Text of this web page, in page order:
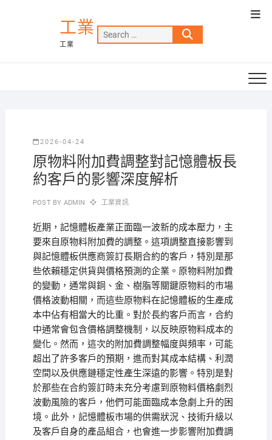
工業
工業
Search
…
2026-04-24
原物料附加費調整對記憶體板長
約客戶的影響深度解析
POST BY ADMIN 工業資訊
近期，記憶體板產業正面臨一波新的成本壓力，主
要來自原物料附加費的調整。這項調整直接影響到
與記憶體板供應商簽訂長期合約的客戶，特別是那
些依賴穩定供貨與價格預測的企業。原物料附加費
的變動，通常與銅、金、樹脂等關鍵原物料的市場
價格波動相關，而這些原物料在記憶體板的生產成
本中佔有相當大的比重。對於長約客戶而言，合約
中通常會包含價格調整機制，以反映原物料成本的
變化。然而，這次的附加費調整幅度與頻率，可能
超出了許多客戶的預期，進而對其成本結構、利潤
空間以及供應鏈穩定性產生深遠的影響。特別是對
於那些在合約簽訂時未充分考慮到原物料價格劇烈
波動風險的客戶，他們可能面臨成本急劇上升的困
境。此外，記憶體板市場的供需狀況、技術升級以
及客戶自身的產品組合，也會進一步影響附加費調